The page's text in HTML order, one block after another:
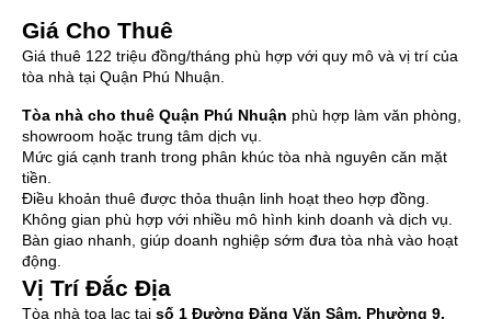
Giá Cho Thuê
Giá thuê 122 triệu đồng/tháng phù hợp với quy mô và vị trí của
tòa nhà tại Quận Phú Nhuận.
Tòa nhà cho thuê Quận Phú Nhuận phù hợp làm văn phòng,
showroom hoặc trung tâm dịch vụ.
Mức giá cạnh tranh trong phân khúc tòa nhà nguyên căn mặt
tiền.
Điều khoản thuê được thỏa thuận linh hoạt theo hợp đồng.
Không gian phù hợp với nhiều mô hình kinh doanh và dịch vụ.
Bàn giao nhanh, giúp doanh nghiệp sớm đưa tòa nhà vào hoạt
động.
Vị Trí Đắc Địa
Tòa nhà tọa lạc tại số 1 Đường Đặng Văn Sâm, Phường 9,